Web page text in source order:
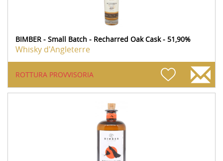
BIMBER - Small Batch - Recharred Oak Cask - 51,90%
Whisky d'Angleterre
ROTTURA PROVVISORIA